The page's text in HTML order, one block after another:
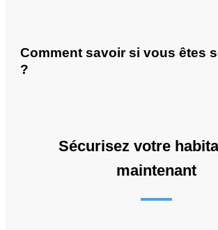
Comment savoir si vous êtes
?
Sécurisez votre
maintenant